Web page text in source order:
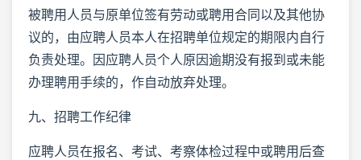
被聘用人员与原单位签有劳动或聘用合同以及其他协
议的，由应聘人员本人在招聘单位规定的期限内自行
负责处理。因应聘人员个人原因逾期没有报到或未能
办理聘用手续的，作自动放弃处理。
九、招聘工作纪律
应聘人员在报名、考试、考察体检过程中或聘用后查